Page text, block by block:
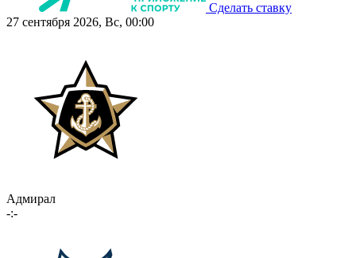
Сделать ставку
27 сентября 2026, Вс, 00:00
Адмирал
-:-